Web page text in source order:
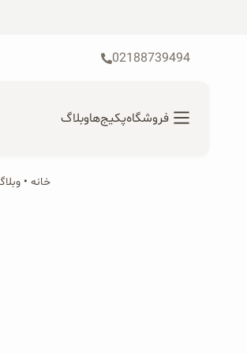
02188739494
فروشگاهپکیج‌هاوبلاگ
محصولات ارگانیک
خانه •